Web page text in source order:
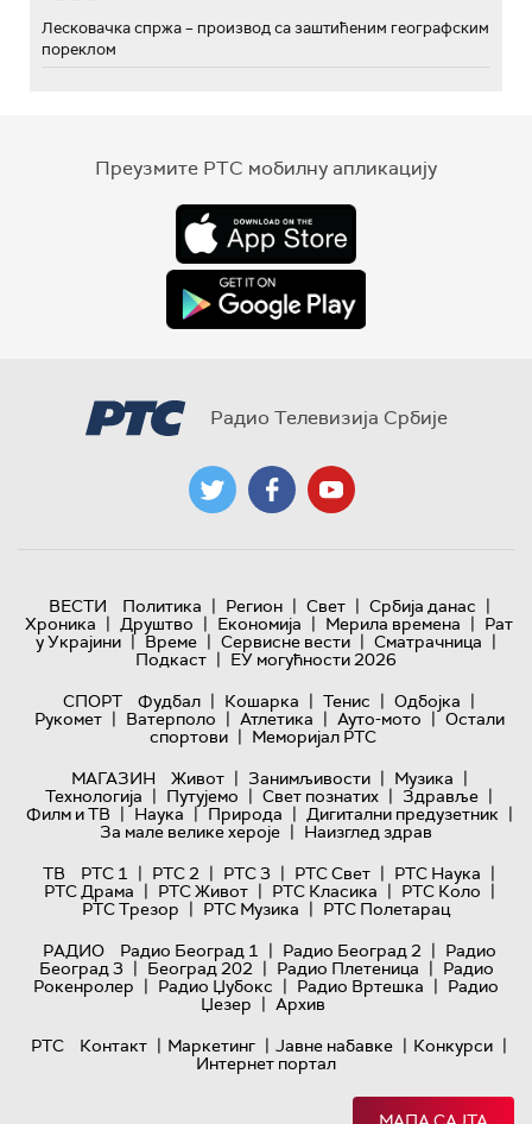
Лесковачка спржа – производ са заштићеним географским
пореклом
Преузмите РТС мобилну апликацију
Радио Телевизија Србије
ВЕСТИ Политика | Регион | Свет | Србија данас |
Хроника | Друштво | Економија | Мерила времена | Рат
у Украјини | Време | Сервисне вести | Сматрачница |
Подкаст | ЕУ могућности 2026
СПОРТ
Фудбал | Кошарка | Тенис | Одбојка |
Рукомет | Ватерполо | Атлетика | Ауто-мото | Остали
спортови | Меморијал РТС
МАГАЗИН
Живот | Занимљивости | Музика |
Технологијa | Путујемо | Свет познатих | Здравље |
Филм и ТВ | Наука | Природа | Дигитални предузетник |
За мале велике хероје | Наизглед здрав
ТВ
РТС 1 | РТС 2 | РТС 3 | РТС Свет | РТС Наука |
РТС Драма | РТС Живот | РТС Класика | РТС Коло |
РТС Трезор | РТС Музика | РТС Полетарац
РАДИО
Радио Београд 1 | Радио Београд 2 | Радио
Београд 3 | Београд 202 | Радио Плетеница | Радио
Рокенролер | Радио Џубокс | Радио Вртешка | Радио
Џезер | Архив
РТС
Контакт | Маркетинг | Јавне набавке | Конкурси |
Интернет портал